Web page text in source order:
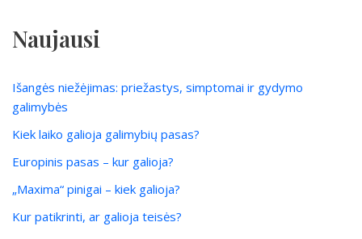
Naujausi
Išangės niežėjimas: priežastys, simptomai ir gydymo
galimybės
Kiek laiko galioja galimybių pasas?
Europinis pasas – kur galioja?
„Maxima“ pinigai – kiek galioja?
Kur patikrinti, ar galioja teisės?